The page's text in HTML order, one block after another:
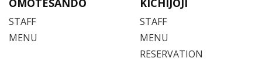
OMOTESANDO
STAFF
MENU
KICHIJOJI
STAFF
MENU
RESERVATION